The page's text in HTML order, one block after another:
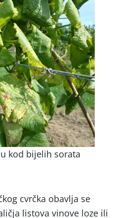
kod bijelih sorata
cvrčka obavlja se
listova vinove loze ili